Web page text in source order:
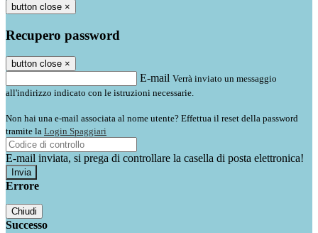
button close ×
Recupero password
button close ×
E-mail Verrà inviato un messaggio
all'indirizzo indicato con le istruzioni necessarie.
Non hai una e-mail associata al nome utente? Effettua il reset della password
tramite la Login Spaggiari
E-mail inviata, si prega di controllare la casella di posta elettronica!
Errore
Chiudi
Successo